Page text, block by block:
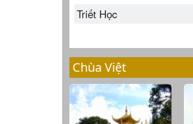
Triết Học
Chùa Việt